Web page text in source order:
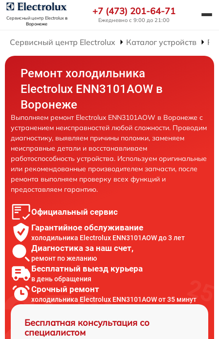
Сервисный центр Electroluxв
Воронеже
+7 (473) 201-64-71
Ежедневно с 9:00 до 21:00
Сервисный центр Electrolux Каталог устройств
Ремонт холодильника
Electrolux ENN3101AOW в
Воронеже
Выполняем ремонт Electrolux ENN3101AOW в Воронеже с
устранением неисправностей любой сложности. Проводим
диагностику, выявляем причины поломки, заменяем
неисправные детали и восстанавливаем
работоспособность устройства. Используем оригинальные
или рекомендованные производителем запчасти, после
ремонта выполняем проверку всех функций и
предоставляем гарантию.
Официальный сервис
Гарантийное обслуживание
холодильника Electrolux ENN3101AOW до 3 лет
Диагностика за наш счет,
ремонт по желанию
Бесплатный выезд курьера
в день обращения
Срочный ремонт
холодильника Electrolux ENN3101AOW от 35 минут
Бесплатная консультация со
специалистом